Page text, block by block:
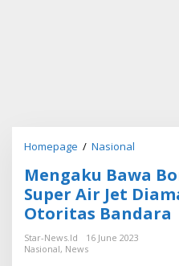
Homepage / Nasional
n
g
a
k
u
Mengaku Bawa
Super Air Jet
Otoritas Bandara
Star-News.id
16 June 2023
Nasional, News